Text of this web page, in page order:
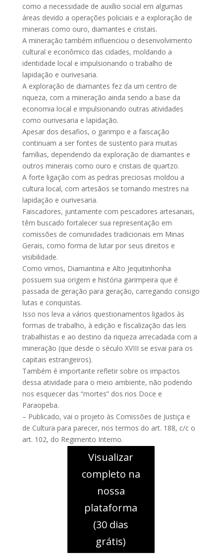
como a necessidade de auxílio social em algumas
áreas devido a operações policiais e a exploração de
minerais como ouro, diamantes e cristais.
A mineração também influenciou o desenvolvimento
cultural e econômico das cidades, moldando a
identidade local e impulsionando o trabalho de
lapidação e ourivesaria.
A exploração de diamantes fez da um centro de
riqueza, com a mineração ainda sendo a base da
economia local e impulsionando outras atividades
como ourivesaria e lapidação.
Apesar dos desafios, o garimpo e a faiscação
continuam a ser fontes de sustento para muitas
famílias, dependendo da exploração de diamantes e
outros minerais como ouro e cristais de quartzo.
A forte ligação com as pedras preciosas moldou a
cultura local, com artesãos se tornando mestres na
lapidação e ourivesaria.
Faiscadores, juntamente com pescadores artesanais,
têm buscado fortalecer sua representação em
comissões de comunidades tradicionais em Minas
Gerais, como forma de lutar por seus direitos e
visibilidade.
Como vimos, Diamantina e Alto Jequitinhonha
possuem sua origem e história garimpeira que é
passada de geração para geração, carregando consigo
lutas e conquistas.
Isso nos leva a vários questionamentos ligados às
formas de trabalho, à edição e fiscalização das leis
trabalhistas e ao destino da riqueza arrecadada com a
mineração (que desde o século XVIII se esvai para os
capitais estrangeiros).
Também é importante refletir sobre os impactos
dessa atividade para o meio ambiente, não podendo
nos esquecer das “mortes” dos rios Doce e
Paraopeba.
– Publicado, vai o projeto às Comissões de Justiça e
de Cultura para parecer, nos termos do art. 188, c/c o
art. 102, do Regimento Interno.
Visualizar
completo na
nossa
plataforma
(30 dias
grátis)